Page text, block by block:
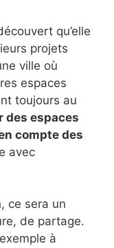
qu’elle
projets
ville où
espaces
toujours au
des espaces
compte des
avec
ce sera un
de partage.
à